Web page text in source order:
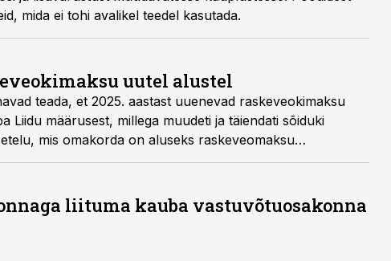
mida ei tohi avalikel teedel kasutada.
uutel alustel
teada, et 2025. aastast uuenevad raskeveokimaksu
Liidu määrusest, millega muudeti ja täiendati sõiduki
mis omakorda on aluseks raskeveomaksu
liituma kauba vastuvõtuosakonna